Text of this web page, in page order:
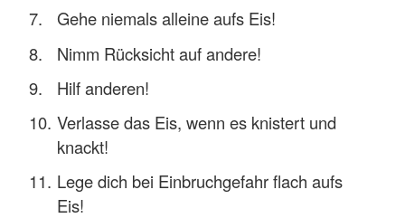
Gehe niemals alleine aufs Eis!
Nimm Rücksicht auf andere!
Hilf anderen!
Verlasse das Eis, wenn es knistert und
knackt!
Lege dich bei Einbruchgefahr flach aufs
Eis!